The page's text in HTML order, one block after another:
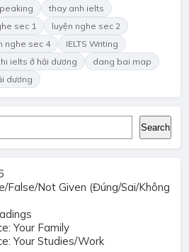
thay anh ielts
sec 1
luyện nghe sec 2
nghe sec 4
IELTS Writing
ielts ở hải dương
dang bai map
dương
Search
False/Not Given (Đúng/Sai/Không
Your Family
Your Studies/Work